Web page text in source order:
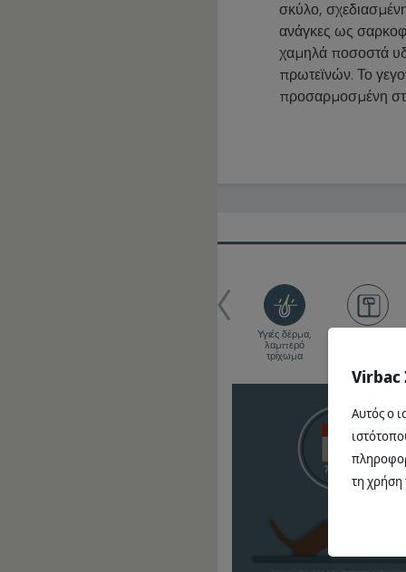
σκύλο,
ανάγκες ως
χαμηλά ποσοστά
πρωτεϊνών. Το
προσαρμοσμένη
Υγιές δέρμα,
λαμπερό
τρίχωμα
Virbac
Αυτός ο
τη χρήση